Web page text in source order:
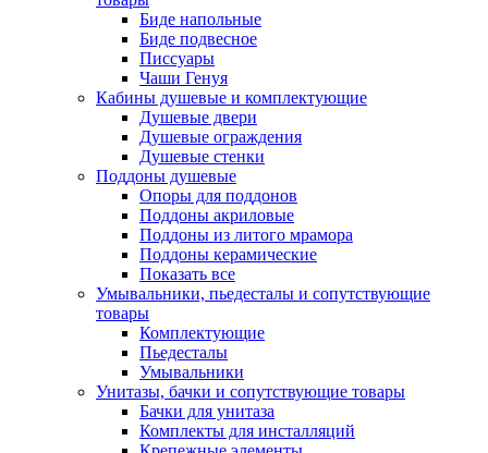
Биде напольные
Биде подвесное
Писсуары
Чаши Генуя
Кабины душевые и комплектующие
Душевые двери
Душевые ограждения
Душевые стенки
Поддоны душевые
Опоры для поддонов
Поддоны акриловые
Поддоны из литого мрамора
Поддоны керамические
Показать все
Умывальники, пьедесталы и сопутствующие
товары
Комплектующие
Пьедесталы
Умывальники
Унитазы, бачки и сопутствующие товары
Бачки для унитаза
Комплекты для инсталляций